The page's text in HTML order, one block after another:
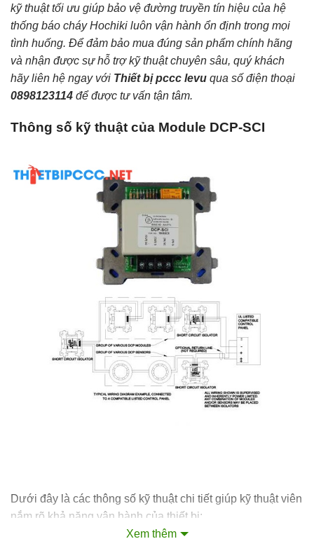
kỹ thuật tối ưu giúp bảo vệ đường truyền tín hiệu của hệ
thống báo cháy Hochiki luôn vận hành ổn định trong mọi
tình huống. Để đảm bảo mua đúng sản phẩm chính hãng
và nhận được sự hỗ trợ kỹ thuật chuyên sâu, quý khách
hãy liên hệ ngay với Thiết bị pccc levu qua số điện thoại
0898123114 để được tư vấn tận tâm.
Thông số kỹ thuật của Module DCP-SCI
Dưới đây là các thông số kỹ thuật chi tiết giúp kỹ thuật viên
nắm rõ khả năng vận hành của thiết bị:
Xem thêm